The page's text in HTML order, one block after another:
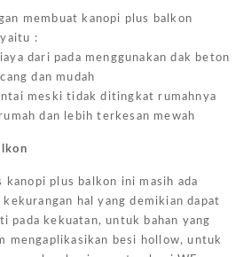
membuat kanopi plus balkon
:
dari pada menggunakan dak beton
dan mudah
meski tidak ditingkat rumahnya
dan lebih terkesan mewah
kanopi plus balkon ini masih ada
hal yang demikian dapat
pada kekuatan, untuk bahan yang
mengaplikasikan besi hollow, untuk